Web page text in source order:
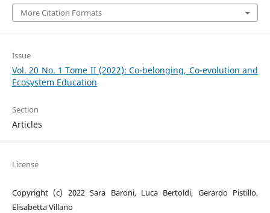
More Citation Formats
Issue
Vol. 20 No. 1 Tome II (2022): Co-belonging, Co-evolution and
Ecosystem Education
Section
Articles
License
Copyright (c) 2022 Sara Baroni, Luca Bertoldi, Gerardo Pistillo,
Elisabetta Villano